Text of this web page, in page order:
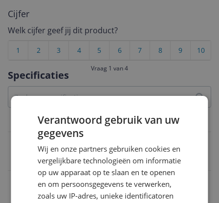
Specificaties
Technische specificaties
Aantal meegeleverde accu's/batterijen
Aantal benodigde accu's/batterijen
Cijfer
Welk cijfer geef jij dit product?
10
9
8
7
6
5
4
3
2
1
Vraag 1 van 4
Verantwoord gebruik van uw
gegevens
Wij en onze partners gebruiken cookies en
vergelijkbare technologieën om informatie
op uw apparaat op te slaan en te openen
en om persoonsgegevens te verwerken,
zoals uw IP-adres, unieke identificatoren